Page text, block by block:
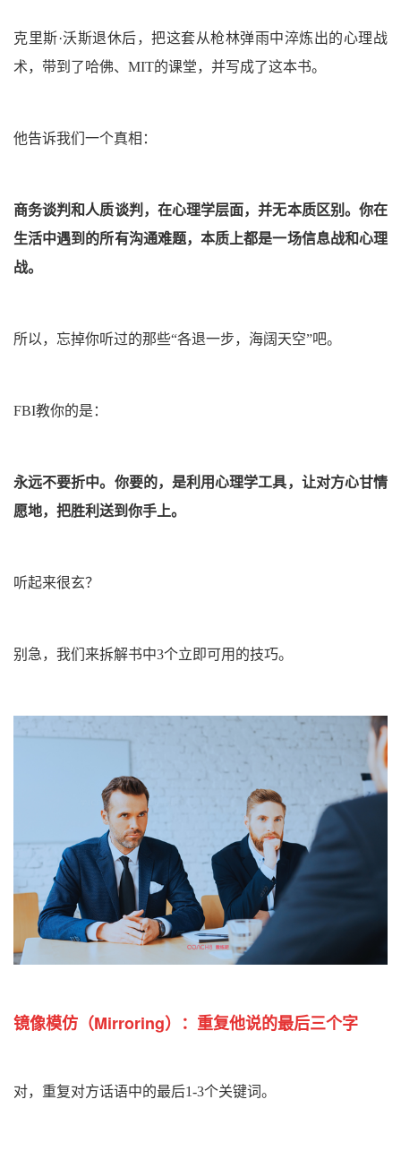
克里斯·沃斯退休后，把这套从枪林弹雨中淬炼出的心理战
术，带到了哈佛、MIT的课堂，并写成了这本书。
他告诉我们一个真相：
商务谈判和人质谈判，在心理学层面，并无本质区别。你在
生活中遇到的所有沟通难题，本质上都是一场信息战和心理
战。
所以，忘掉你听过的那些“各退一步，海阔天空”吧。
FBI教你的是：
永远不要折中。你要的，是利用心理学工具，让对方心甘情
愿地，把胜利送到你手上。
听起来很玄？
别急，我们来拆解书中3个立即可用的技巧。
镜像模仿 （Mirroring）： 重复他说的最后三个字
对， 重复对方话语中的最后1-3个关键词。